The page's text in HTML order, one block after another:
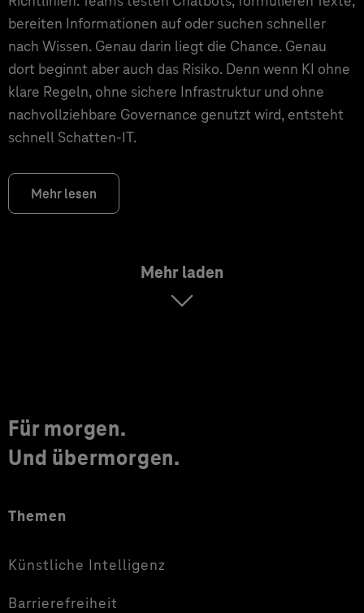
bereiten Informationen auf oder suchen schneller
nach Wissen. Genau darin liegt die Chance. Genau
dort beginnt aber auch das Risiko. Denn wenn KI ohne
klare Regeln, ohne sichere Infrastruktur und ohne
nachvollziehbare Governance genutzt wird, entsteht
schnell Schatten-IT.
Mehr lesen
Mehr laden
Für morgen.
Und übermorgen.
Themen
Künstliche Intelligenz
Barrierefreiheit